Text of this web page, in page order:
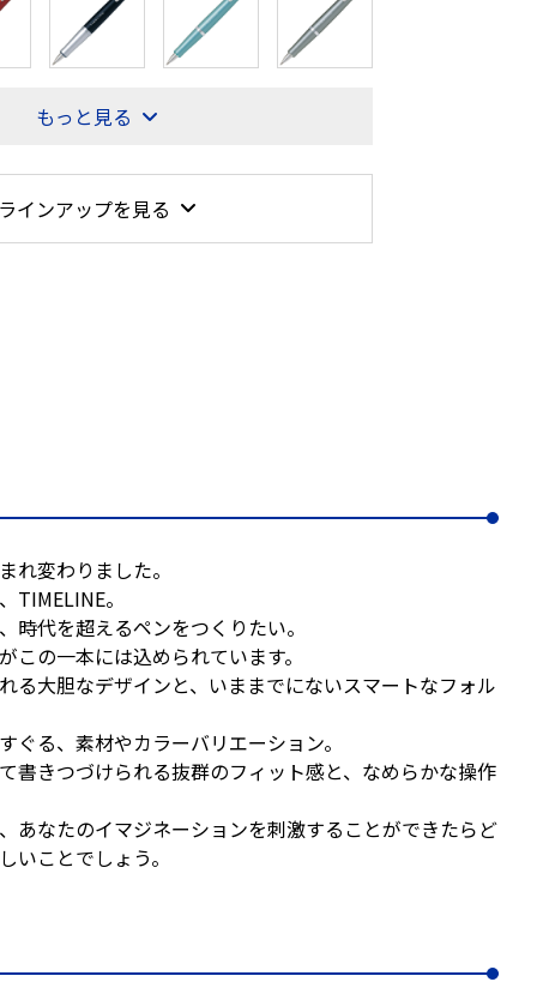
もっと見る
ラインアップを見る
れ変わりました。
TIMELINE。
時代を超えるペンをつくりたい。
この一本には込められています。
る大胆なデザインと、いままでにないスマートなフォル
ぐる、素材やカラーバリエーション。
書きつづけられる抜群のフィット感と、なめらかな操作
あなたのイマジネーションを刺激することができたらど
いことでしょう。